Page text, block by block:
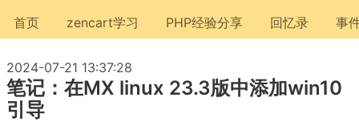
首页 zencart学习 PHP经验分享 回忆录 事
2024-07-21 13:37:28
笔记：在MX linux 23.3版中添加win10
引导